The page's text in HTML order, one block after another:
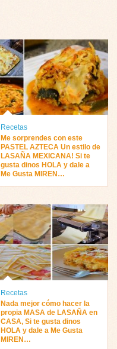
Recetas
Me sorprendes con este
PASTEL AZTECA Un estilo de
LASAÑA MEXICANA! Si te
gusta dinos HOLA y dale a
Me Gusta MIREN…
Recetas
Nada mejor cómo hacer la
propia MASA de LASAÑA en
CASA, Si te gusta dinos
HOLA y dale a Me Gusta
MIREN…